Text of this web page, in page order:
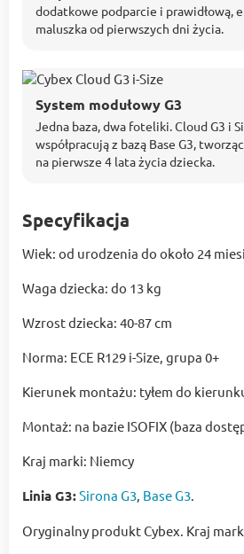
dodatkowe podparcie i prawidłową,
maluszka od pierwszych dni życia.
System modułowy G3
Jedna baza, dwa foteliki. Cloud G3 i
współpracują z bazą Base G3,
na pierwsze 4 lata życia dziecka.
Specyfikacja
Wiek: od urodzenia do około 24
Waga dziecka: do 13 kg
Wzrost dziecka: 40-87 cm
Norma: ECE R129 i-Size, grupa 0+
Kierunek montażu: tyłem do
Montaż: na bazie ISOFIX (baza
Kraj marki: Niemcy
Linia G3:Sirona G3, Base G3.
Oryginalny produkt Cybex. Kraj